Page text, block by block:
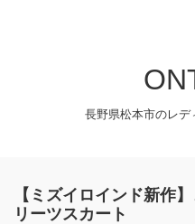
長野県松本市のレデ
【ミズイロインド新作
リーツスカート